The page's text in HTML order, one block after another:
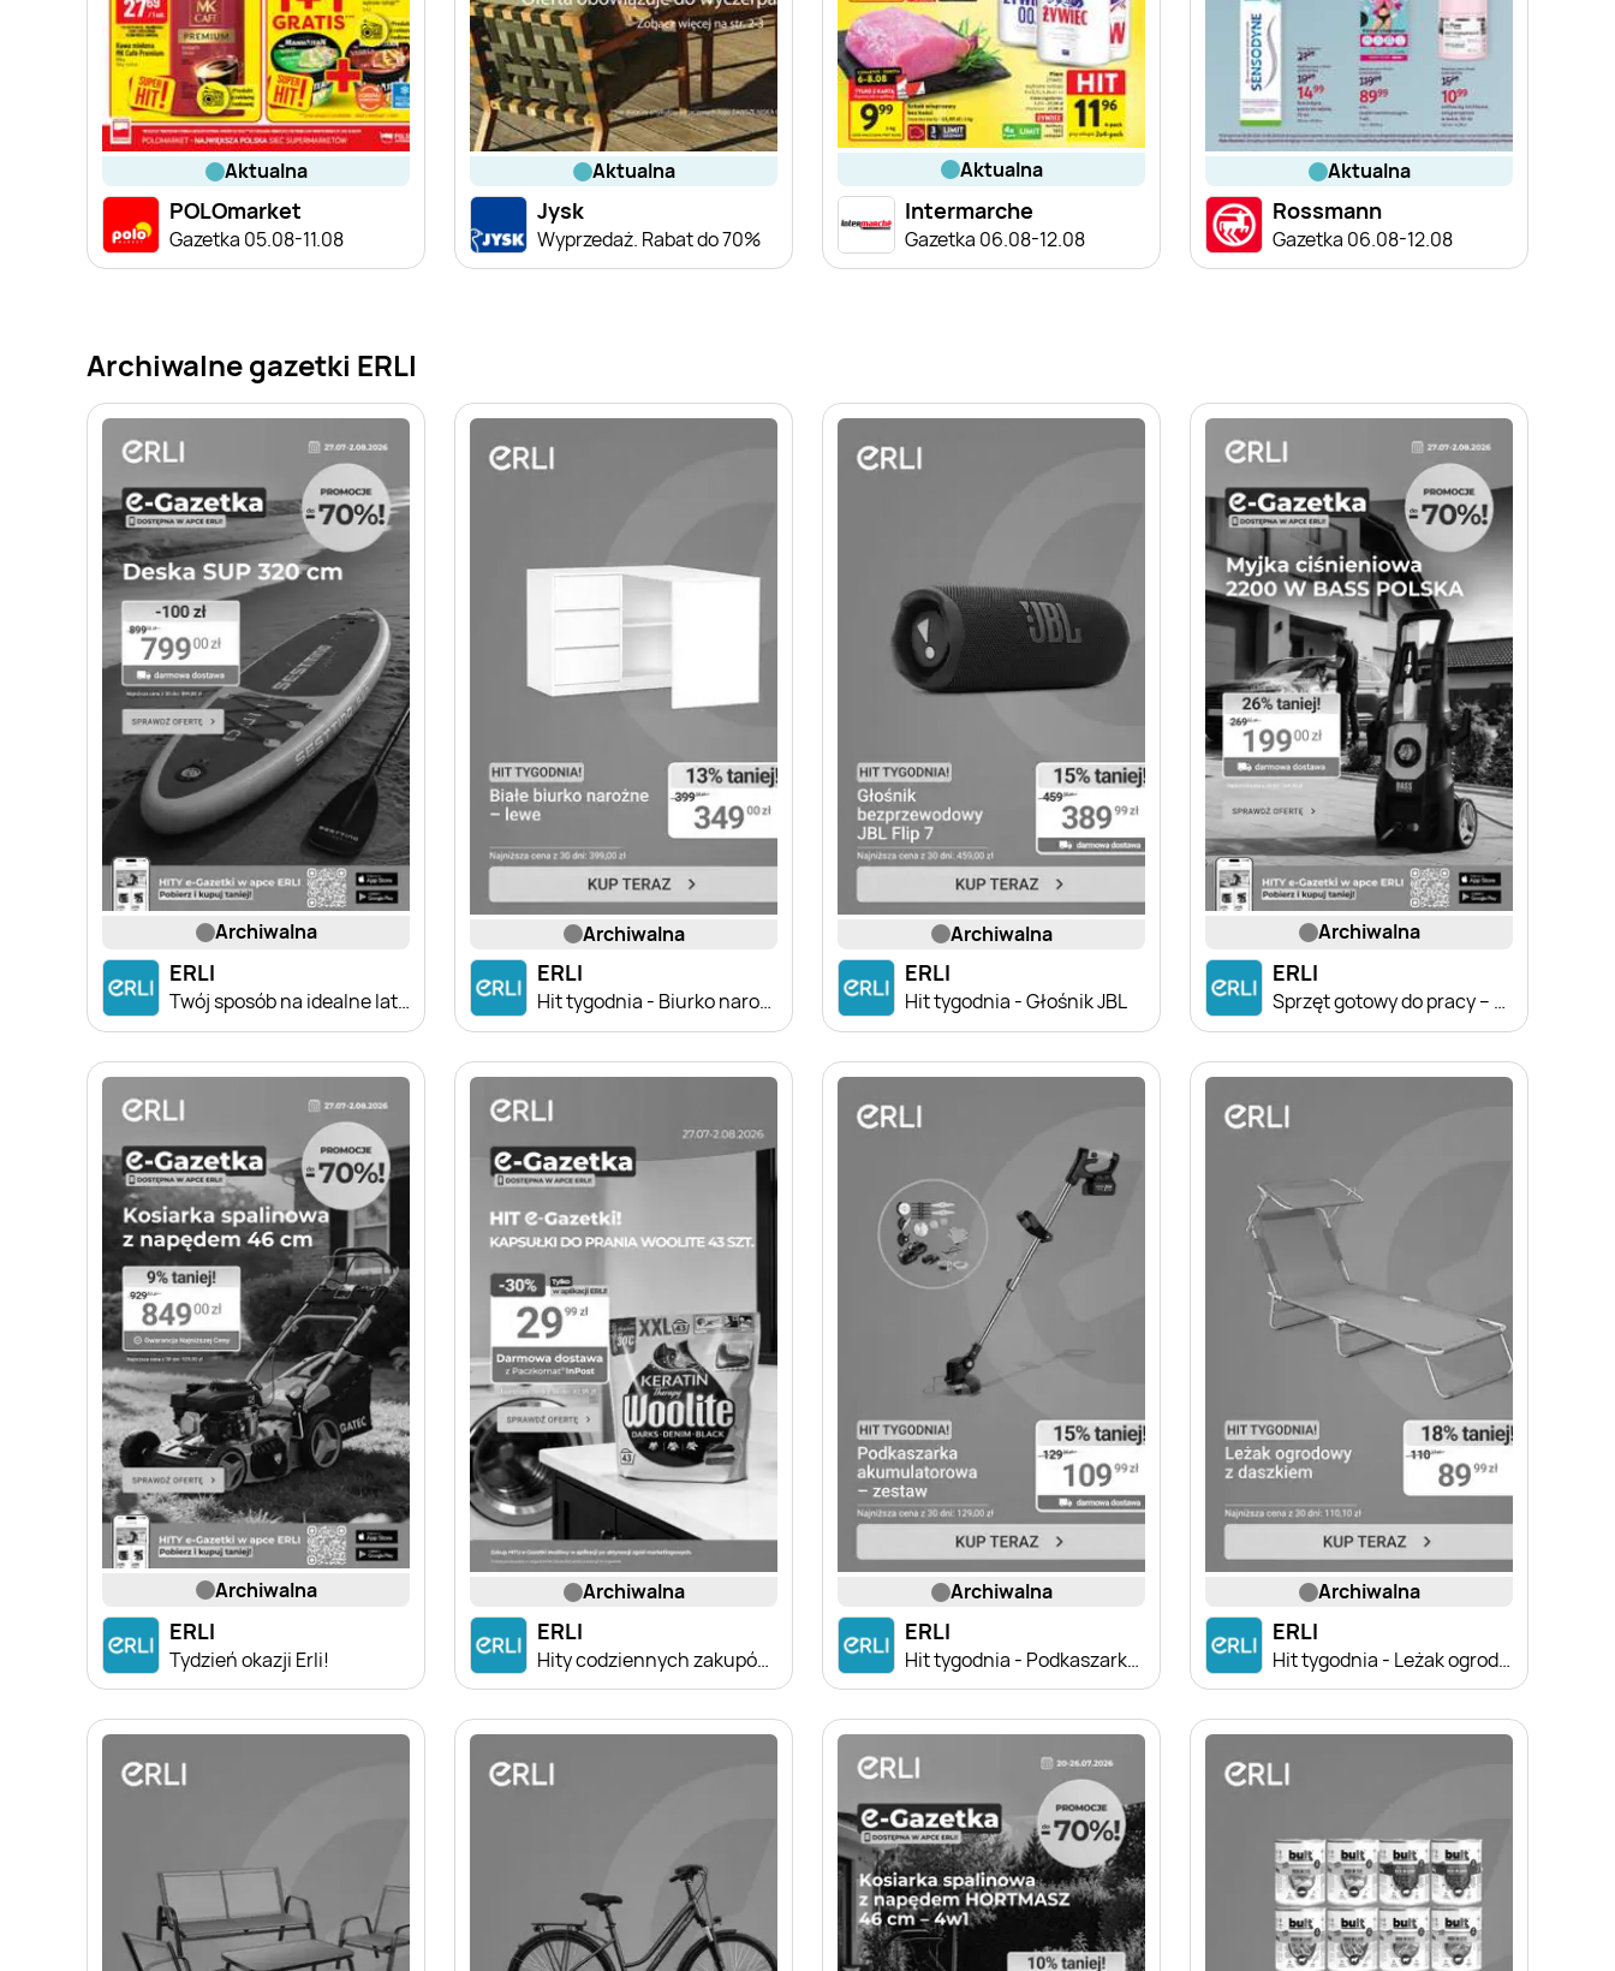
aktualna
POLOmarket
Gazetka 05.08-11.08
aktualna
Jysk
Wyprzedaż. Rabat do 70%
aktualna
Intermarche
Gazetka 06.08-12.08
aktualna
Rossmann
Gazetka 06.08-12.08
Archiwalne gazetki ERLI
archiwalna
ERLI
Twój sposób na idealne lato – sprawdź HITY Erli!
archiwalna
ERLI
Hit tygodnia - Biurko narożne
archiwalna
ERLI
Hit tygodnia - Głośnik JBL
archiwalna
ERLI
Sprzęt gotowy do pracy – sprawdź okazje Erli!
archiwalna
ERLI
Tydzień okazji Erli!
archiwalna
ERLI
Hity codziennych zakupów – taniej z Erli!
archiwalna
ERLI
Hit tygodnia - Podkaszarka akumulatorowa
archiwalna
ERLI
Hit tygodnia - Leżak ogrodowy